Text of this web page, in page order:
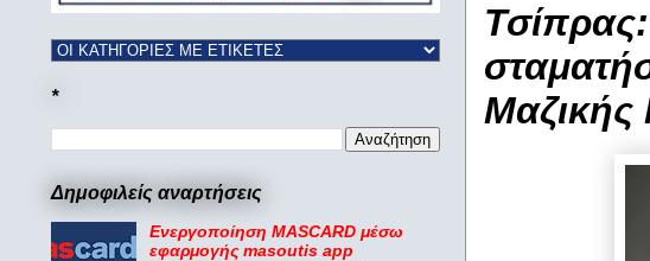
*
Δημοφιλείς αναρτήσεις
Ενεργοποίηση MASCARD μέσω
εφαρμογής masoutis app